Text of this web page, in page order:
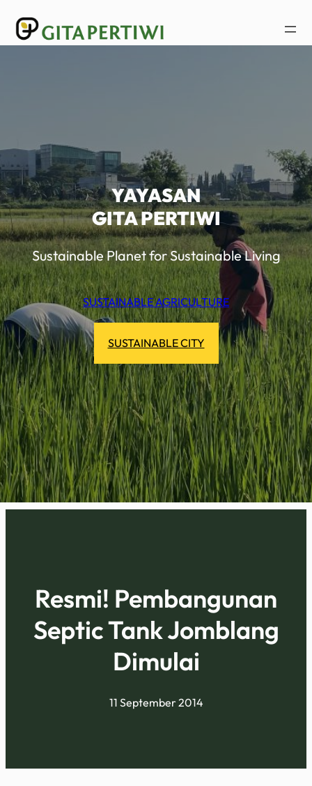
Lewati
ke
YAYASAN
GITA PERTIWI
Sustainable Planet for Sustainable Living
SUSTAINABLE AGRICULTURE
SUSTAINABLE CITY
Resmi! Pembangunan
Septic Tank Jomblang
Dimulai
11 September 2014